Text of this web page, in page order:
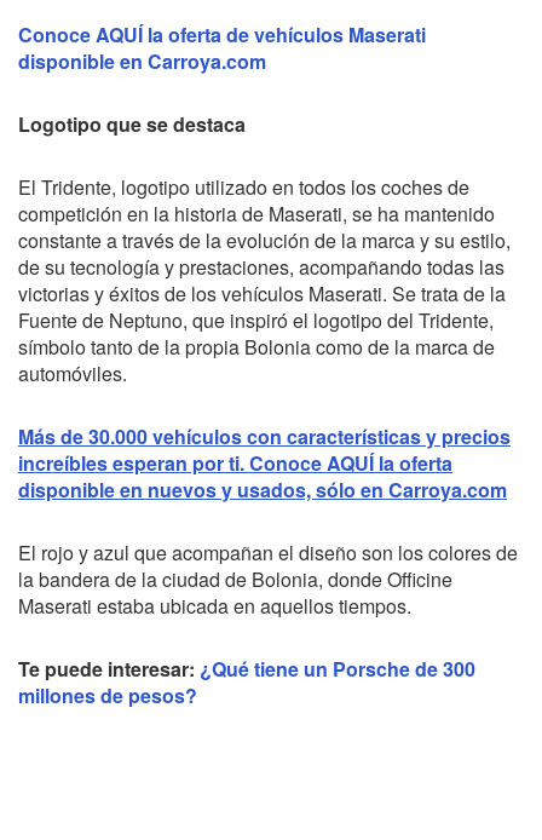
Conoce AQUÍ la oferta de vehículos Maserati
disponible en Carroya.com
Logotipo que se destaca
El Tridente, logotipo utilizado en todos los coches de
competición en la historia de Maserati, se ha mantenido
constante a través de la evolución de la marca y su estilo,
de su tecnología y prestaciones, acompañando todas las
victorias y éxitos de los vehículos Maserati. Se trata de la
Fuente de Neptuno, que inspiró el logotipo del Tridente,
símbolo tanto de la propia Bolonia como de la marca de
automóviles.
Más de 30.000 vehículos con características y precios
increíbles esperan por ti. Conoce AQUÍ la oferta
disponible en nuevos y usados, sólo en Carroya.com
El rojo y azul que acompañan el diseño son los colores de
la bandera de la ciudad de Bolonia, donde Officine
Maserati estaba ubicada en aquellos tiempos.
Te puede interesar: ¿Qué tiene un Porsche de 300
millones de pesos?